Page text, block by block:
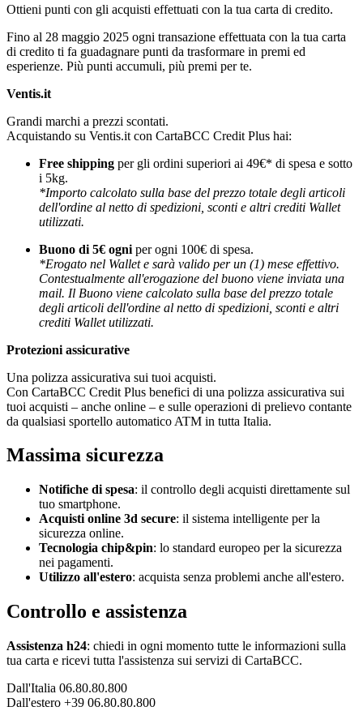
Ottieni punti con gli acquisti effettuati con la tua carta di credito.
Fino al 28 maggio 2025 ogni transazione effettuata con la tua carta
di credito ti fa guadagnare punti da trasformare in premi ed
esperienze. Più punti accumuli, più premi per te.
Ventis.it
Grandi marchi a prezzi scontati.
Acquistando su Ventis.it con CartaBCC Credit Plus hai:
Free shipping per gli ordini superiori ai 49€* di spesa e sotto
i 5kg.
*Importo calcolato sulla base del prezzo totale degli articoli
dell'ordine al netto di spedizioni, sconti e altri crediti Wallet
utilizzati.
Buono di 5€ ogni per ogni 100€ di spesa.
*Erogato nel Wallet e sarà valido per un (1) mese effettivo.
Contestualmente all'erogazione del buono viene inviata una
mail. Il Buono viene calcolato sulla base del prezzo totale
degli articoli dell'ordine al netto di spedizioni, sconti e altri
crediti Wallet utilizzati.
Protezioni assicurative
Una polizza assicurativa sui tuoi acquisti.
Con CartaBCC Credit Plus benefici di una polizza assicurativa sui
tuoi acquisti – anche online – e sulle operazioni di prelievo contante
da qualsiasi sportello automatico ATM in tutta Italia.
Massima sicurezza
Notifiche di spesa: il controllo degli acquisti direttamente sul
tuo smartphone.
Acquisti online 3d secure: il sistema intelligente per la
sicurezza online.
Tecnologia chip&pin: lo standard europeo per la sicurezza
nei pagamenti.
Utilizzo all'estero: acquista senza problemi anche all'estero.
Controllo e assistenza
Assistenza h24: chiedi in ogni momento tutte le informazioni sulla
tua carta e ricevi tutta l'assistenza sui servizi di CartaBCC.
Dall'Italia 06.80.80.800
Dall'estero +39 06.80.80.800